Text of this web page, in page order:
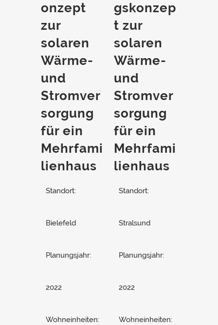
onzept
zur
solaren
Wärme-
und
Stromver
sorgung
für ein
Mehrfami
lienhaus
Standort:
Bielefeld
Planungsjahr:
2022
Wohneinheiten:
gskonzep
t zur
solaren
Wärme-
und
Stromver
sorgung
für ein
Mehrfami
lienhaus
Standort:
Stralsund
Planungsjahr:
2022
Wohneinheiten: